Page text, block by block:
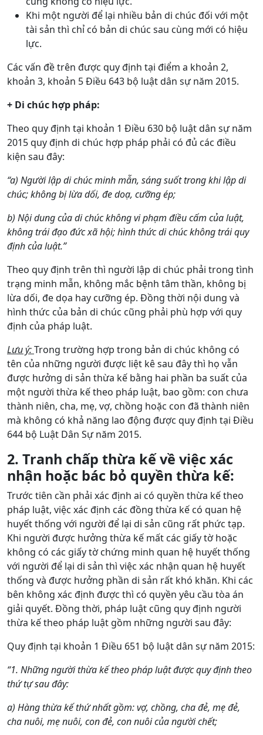
Khi một người để lại nhiều bản di chúc đối với một
tài sản thì chỉ có bản di chúc sau cùng mới có hiệu
lực.
Các vấn đề trên được quy định tại điểm a khoản 2,
khoản 3, khoản 5 Điều 643 bộ luật dân sự năm 2015.
+ Di chúc hợp pháp:
Theo quy định tại khoản 1 Điều 630 bộ luật dân sự năm
2015 quy định di chúc hợp pháp phải có đủ các điều
kiện sau đây:
“a) Người lập di chúc minh mẫn, sáng suốt trong khi lập di
chúc; không bị lừa dối, đe doạ, cưỡng ép;
b) Nội dung của di chúc không vi phạm điều cấm của luật,
không trái đạo đức xã hội; hình thức di chúc không trái quy
định của luật.”
Theo quy định trên thì người lập di chúc phải trong tình
trạng minh mẫn, không mắc bệnh tâm thần, không bị
lừa dối, đe dọa hay cưỡng ép. Đồng thời nội dung và
hình thức của bản di chúc cũng phải phù hợp với quy
định của pháp luật.
Lưu ý:Trong trường hợp trong bản di chúc không có
tên của những người được liệt kê sau đây thì họ vẫn
được hưởng di sản thừa kế bằng hai phần ba suất của
một người thừa kế theo pháp luật, bao gồm: con chưa
thành niên, cha, mẹ, vợ, chồng hoặc con đã thành niên
mà không có khả năng lao động được quy định tại Điều
644 bộ Luật Dân Sự năm 2015.
2. Tranh chấp thừa kế về việc xác
nhận hoặc bác bỏ quyền thừa kế:
Trước tiên cần phải xác định ai có quyền thừa kế theo
pháp luật, việc xác định các đồng thừa kế có quan hệ
huyết thống với người để lại di sản cũng rất phức tạp.
Khi người được hưởng thừa kế mất các giấy tờ hoặc
không có các giấy tờ chứng minh quan hệ huyết thống
với người để lại di sản thì việc xác nhận quan hệ huyết
thống và được hưởng phần di sản rất khó khăn. Khi các
bên không xác định được thì có quyền yêu cầu tòa án
giải quyết. Đồng thời, pháp luật cũng quy định người
thừa kế theo pháp luật gồm những người sau đây:
Quy định tại khoản 1 Điều 651 bộ luật dân sự năm 2015:
“1. Những người thừa kế theo pháp luật được quy định theo
thứ tự sau đây:
a) Hàng thừa kế thứ nhất gồm: vợ, chồng, cha đẻ, mẹ đẻ,
cha nuôi, mẹ nuôi, con đẻ, con nuôi của người chết;